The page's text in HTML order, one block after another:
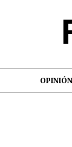
OPINIÓN